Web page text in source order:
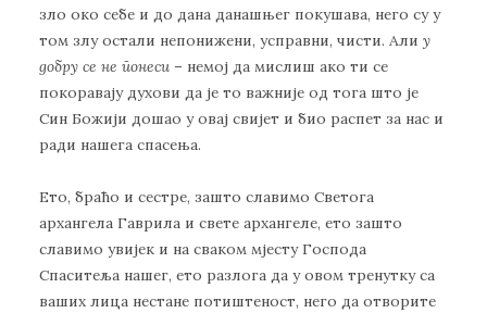
зло око себе и до дана данашњег покушава, него су у
том злу остали непонижени, усправни, чисти. Али у
добру се не понеси – немој да мислиш ако ти се
покоравају духови да је то важније од тога што је
Син Божији дошао у овај свијет и био распет за нас и
ради нашега спасења.
Ето, браћо и сестре, зашто славимо Светога
архангела Гаврила и свете архангеле, ето зашто
славимо увијек и на сваком мјесту Господа
Спаситеља нашег, ето разлога да у овом тренутку са
ваших лица нестане потиштеност, него да отворите